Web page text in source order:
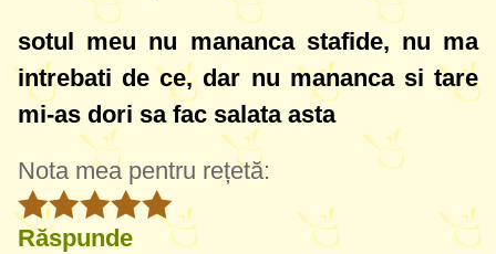
sotul meu nu mananca stafide, nu ma
intrebati de ce, dar nu mananca si tare
mi-as dori sa fac salata asta
Nota mea pentru rețetă:
Răspunde